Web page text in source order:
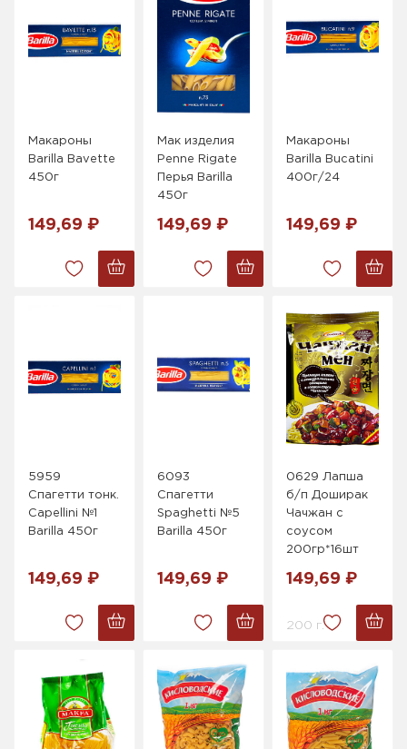
Макароны
Barilla Bavette
450г
149,69 ₽
Мак изделия
Penne Rigate
Перья Barilla
450г
149,69 ₽
Макароны
Barilla Bucatini
400г/24
149,69 ₽
5959
Спагетти тонк.
Capellini №1
Barilla 450г
149,69 ₽
6093
Спагетти
Spaghetti №5
Barilla 450г
149,69 ₽
0629 Лапша
б/п Доширак
Чачжан с
соусом
200гр*16шт
149,69 ₽
200 г.